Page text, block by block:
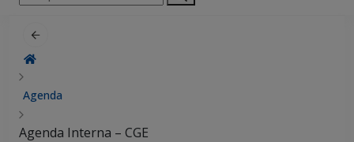
por:
Agenda
Agenda Interna – CGE